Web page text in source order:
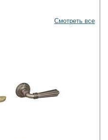
Смотреть все